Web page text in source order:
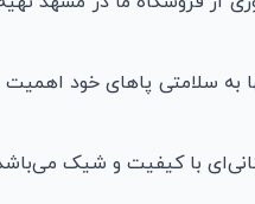
به سلامتی پاهای خود
کتانی‌ای با کیفیت و شیک